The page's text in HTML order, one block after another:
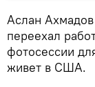
Аслан
переехал
фотосессии
живет в США.